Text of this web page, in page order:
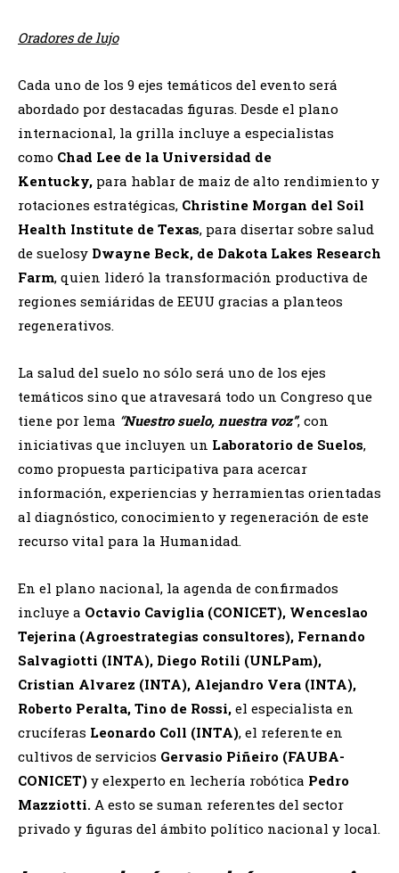
Oradores de lujo
Cada uno de los 9 ejes temáticos del evento será
abordado por destacadas figuras. Desde el plano
internacional, la grilla incluye a especialistas
como Chad Lee de la Universidad de
Kentucky, para hablar de maiz de alto rendimiento y
rotaciones estratégicas, Christine Morgan del Soil
Health Institute de Texas, para disertar sobre salud
de suelosy Dwayne Beck, de Dakota Lakes Research
Farm, quien lideró la transformación productiva de
regiones semiáridas de EEUU gracias a planteos
regenerativos.
La salud del suelo no sólo será uno de los ejes
temáticos sino que atravesará todo un Congreso que
tiene por lema “Nuestro suelo, nuestra voz”, con
iniciativas que incluyen un Laboratorio de Suelos,
como propuesta participativa para acercar
información, experiencias y herramientas orientadas
al diagnóstico, conocimiento y regeneración de este
recurso vital para la Humanidad.
En el plano nacional, la agenda de confirmados
incluye a Octavio Caviglia (CONICET), Wenceslao
Tejerina (Agroestrategias consultores), Fernando
Salvagiotti (INTA), Diego Rotili (UNLPam),
Cristian Alvarez (INTA), Alejandro Vera (INTA),
Roberto Peralta, Tino de Rossi, el especialista en
crucíferas Leonardo Coll (INTA), el referente en
cultivos de servicios Gervasio Piñeiro (FAUBA-
CONICET) y elexperto en lechería robótica Pedro
Mazziotti. A esto se suman referentes del sector
privado y figuras del ámbito político nacional y local.